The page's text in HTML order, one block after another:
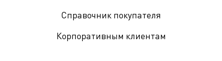
Справочник покупателя
Корпоративным клиентам